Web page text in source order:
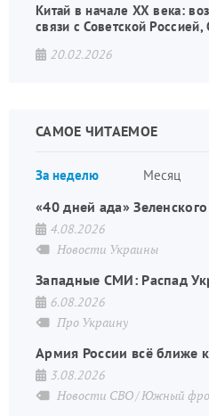
Китай в начале XX века:
связи с Советской
20.02.2026
САМОЕ ЧИТАЕМОЕ
За неделю Месяц
«40 дней ада»
4.08.2026
Новости Украины
Западные СМИ: Распад
6.08.2026
Про Украину
Армия России всё ближе
3.08.2026
Новости СВО Южный